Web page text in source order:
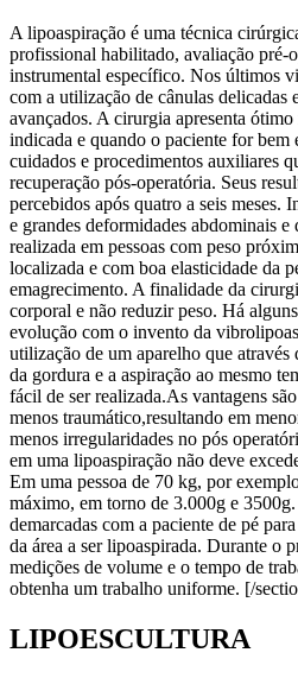
A lipoaspiração é uma técnica
profissional habilitado, avaliação pré-
instrumental específico. Nos últimos
com a utilização de cânulas delicadas
avançados. A cirurgia apresenta
indicada e quando o paciente for bem
cuidados e procedimentos auxiliares
recuperação pós-operatória. Seus
percebidos após quatro a seis meses.
e grandes deformidades abdominais
realizada em pessoas com peso
localizada e com boa elasticidade da
emagrecimento. A finalidade da
corporal e não reduzir peso. Há
evolução com o invento da
utilização de um aparelho que
da gordura e a aspiração ao mesmo
fácil de ser realizada.As vantagens
menos traumático,resultando em
menos irregularidades no pós
em uma lipoaspiração não deve
Em uma pessoa de 70 kg, por
máximo, em torno de 3.000g e 3500g.
demarcadas com a paciente de pé
da área a ser lipoaspirada. Durante o
medições de volume e o tempo de
obtenha um trabalho uniforme. [/
LIPOESCULTURA